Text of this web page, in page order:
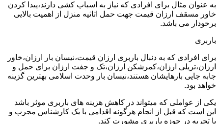
به عنوان مثال برای افرادی که نیاز به اسباب کشی دارند،پیدا کردن
خاور مسقف ارزان قیمت جهت حمل اثاثیه منزل از اهمیت بالایی
برخودار می باشد.
باربری
برای افرادی که به دنبال باربری ارزان قیمت،نیسان بار ارزان،خاور
ارزان،تریلی ارزان،کمرشکن ارزان،تک و جفت ارزان برای حمل و
جابه جایی بارهایشان هستند،نیسان بار وحدت اسلامی بهترین گزینه
خواهد بود.
یکی از عواملی که میتواند در کاهش هزینه های باربری موثر باشد
این است که قبل از انجام هرگونه اقدامی با یک کارشناس مجرب و
با تجربه در حوزه باربری مشورت کند.